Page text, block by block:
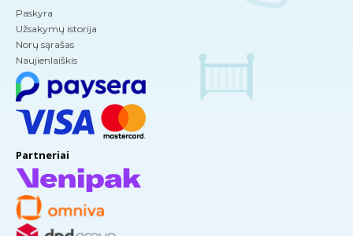
Paskyra
Užsakymų istorija
Norų sąrašas
Naujienlaiškis
Partneriai